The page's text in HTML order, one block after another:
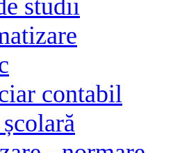
studii
contabil